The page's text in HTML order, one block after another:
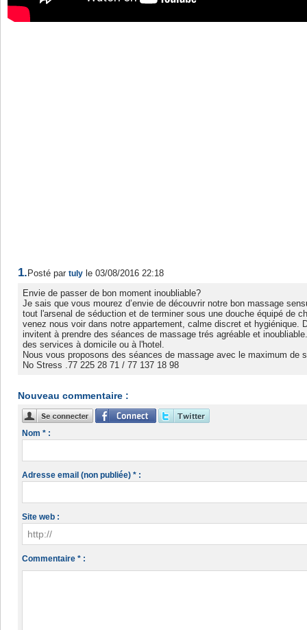
1. Posté partuly le 03/08/2016 22:18
Envie de passer de bon moment inoubliable?
Je sais que vous mourez d’envie de découvrir notre bon massage
tout l'arsenal de séduction et de terminer sous une douche équipé de
venez nous voir dans notre appartement, calme discret et hygiénique.
invitent à prendre des séances de massage trés agréable et
des services à domicile ou à l'hotel.
Nous vous proposons des séances de massage avec le maximum de
No Stress .77 225 28 71 / 77 137 18 98
Nouveau commentaire :
Nom * :
Adresse email (non publiée) * :
Site web :
Commentaire * :